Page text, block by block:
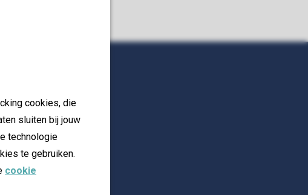
cookies, die
sluiten bij jouw
technologie
te gebruiken.
cookie